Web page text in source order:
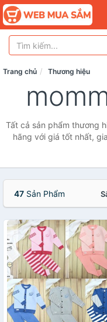
Trang chủ Thương hiệu
Tất cả sản phẩm thương
hãng với giá tốt nhất,
47 Sản Phẩm